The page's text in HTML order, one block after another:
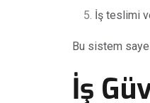
İş teslimi
Bu sistem
İş